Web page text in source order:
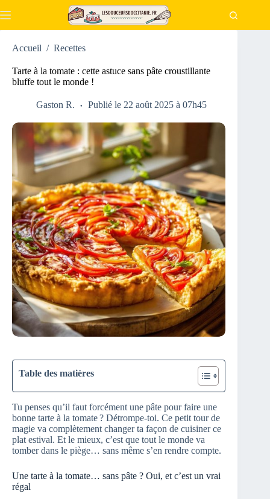
au
Accueil / Recettes
Tarte à la tomate : cette astuce sans pâte croustillante
bluffe tout le monde !
Gaston R. Publié le 22 août 2025 à 07h45
Table des matières
Tu penses qu’il faut forcément une pâte pour faire une
bonne tarte à la tomate ? Détrompe-toi. Ce petit tour de
magie va complètement changer ta façon de cuisiner ce
plat estival. Et le mieux, c’est que tout le monde va
tomber dans le piège… sans même s’en rendre compte.
Une tarte à la tomate… sans pâte ? Oui, et c’est un vrai
régal